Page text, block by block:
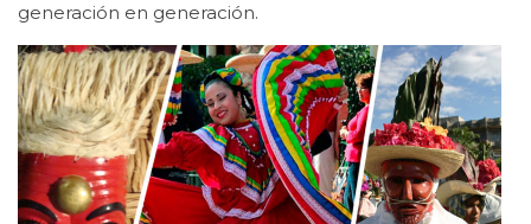
generación en generación.